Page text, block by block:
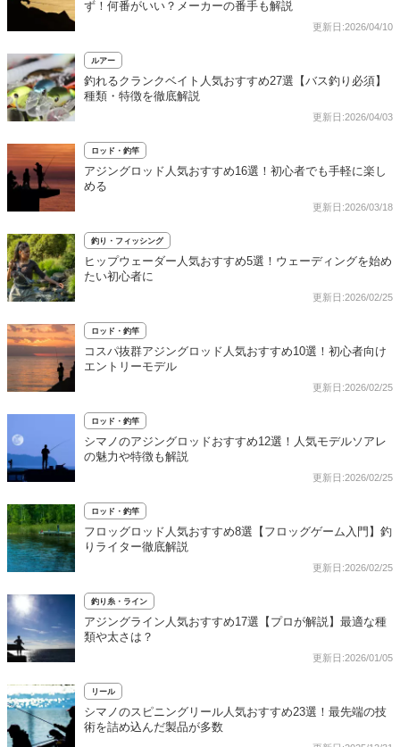
ず！何番がいい？メーカーの番手も解説
更新日:2026/04/10
ルアー
釣れるクランクベイト人気おすすめ27選【バス釣り必須】
種類・特徴を徹底解説
更新日:2026/04/03
ロッド・釣竿
アジングロッド人気おすすめ16選！初心者でも手軽に楽し
める
更新日:2026/03/18
釣り・フィッシング
ヒップウェーダー人気おすすめ5選！ウェーディングを始め
たい初心者に
更新日:2026/02/25
ロッド・釣竿
コスパ抜群アジングロッド人気おすすめ10選！初心者向け
エントリーモデル
更新日:2026/02/25
ロッド・釣竿
シマノのアジングロッドおすすめ12選！人気モデルソアレ
の魅力や特徴も解説
更新日:2026/02/25
ロッド・釣竿
フロッグロッド人気おすすめ8選【フロッグゲーム入門】釣
りライター徹底解説
更新日:2026/02/25
釣り糸・ライン
アジングライン人気おすすめ17選【プロが解説】最適な種
類や太さは？
更新日:2026/01/05
リール
シマノのスピニングリール人気おすすめ23選！最先端の技
術を詰め込んだ製品が多数